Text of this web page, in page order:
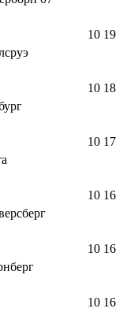
10 19
10 18
10 17
10 16
10 16
10 16